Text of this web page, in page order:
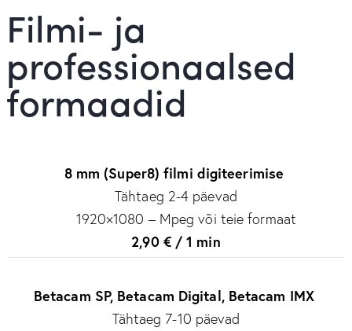
Filmi- ja
professionaalsed
formaadid
8 mm (Super8) filmi digiteerimise
Tähtaeg 2-4 päevad
1920×1080 – Mpeg või teie formaat
2,90 € / 1 min
Betacam SP, Betacam Digital, Betacam IMX
Tähtaeg 7-10 päevad